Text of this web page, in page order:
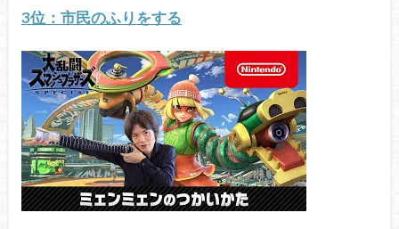
3位：市民のふりをする